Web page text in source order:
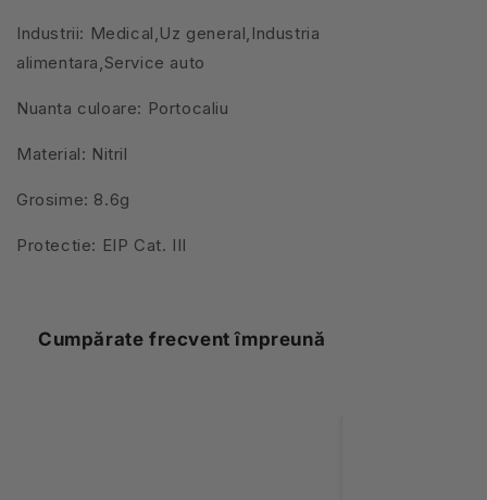
Industrii: Medical,Uz general,Industria
alimentara,Service auto
Nuanta culoare: Portocaliu
Material: Nitril
Grosime: 8.6g
Protectie: EIP Cat. III
Cumpărate frecvent împreună